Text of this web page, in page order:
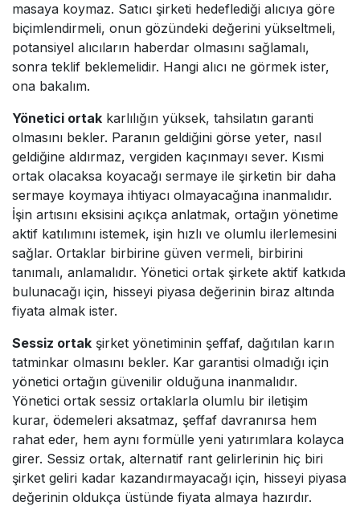
masaya koymaz. Satıcı şirketi hedeflediği alıcıya göre
biçimlendirmeli, onun gözündeki değerini yükseltmeli,
potansiyel alıcıların haberdar olmasını sağlamalı,
sonra teklif beklemelidir. Hangi alıcı ne görmek ister,
ona bakalım.
Yönetici ortak karlılığın yüksek, tahsilatın garanti
olmasını bekler. Paranın geldiğini görse yeter, nasıl
geldiğine aldırmaz, vergiden kaçınmayı sever. Kısmi
ortak olacaksa koyacağı sermaye ile şirketin bir daha
sermaye koymaya ihtiyacı olmayacağına inanmalıdır.
İşin artısını eksisini açıkça anlatmak, ortağın yönetime
aktif katılımını istemek, işin hızlı ve olumlu ilerlemesini
sağlar. Ortaklar birbirine güven vermeli, birbirini
tanımalı, anlamalıdır. Yönetici ortak şirkete aktif katkıda
bulunacağı için, hisseyi piyasa değerinin biraz altında
fiyata almak ister.
Sessiz ortak şirket yönetiminin şeffaf, dağıtılan karın
tatminkar olmasını bekler. Kar garantisi olmadığı için
yönetici ortağın güvenilir olduğuna inanmalıdır.
Yönetici ortak sessiz ortaklarla olumlu bir iletişim
kurar, ödemeleri aksatmaz, şeffaf davranırsa hem
rahat eder, hem aynı formülle yeni yatırımlara kolayca
girer. Sessiz ortak, alternatif rant gelirlerinin hiç biri
şirket geliri kadar kazandırmayacağı için, hisseyi piyasa
değerinin oldukça üstünde fiyata almaya hazırdır.